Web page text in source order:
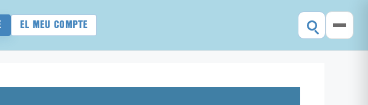
EL MEU COMPTE